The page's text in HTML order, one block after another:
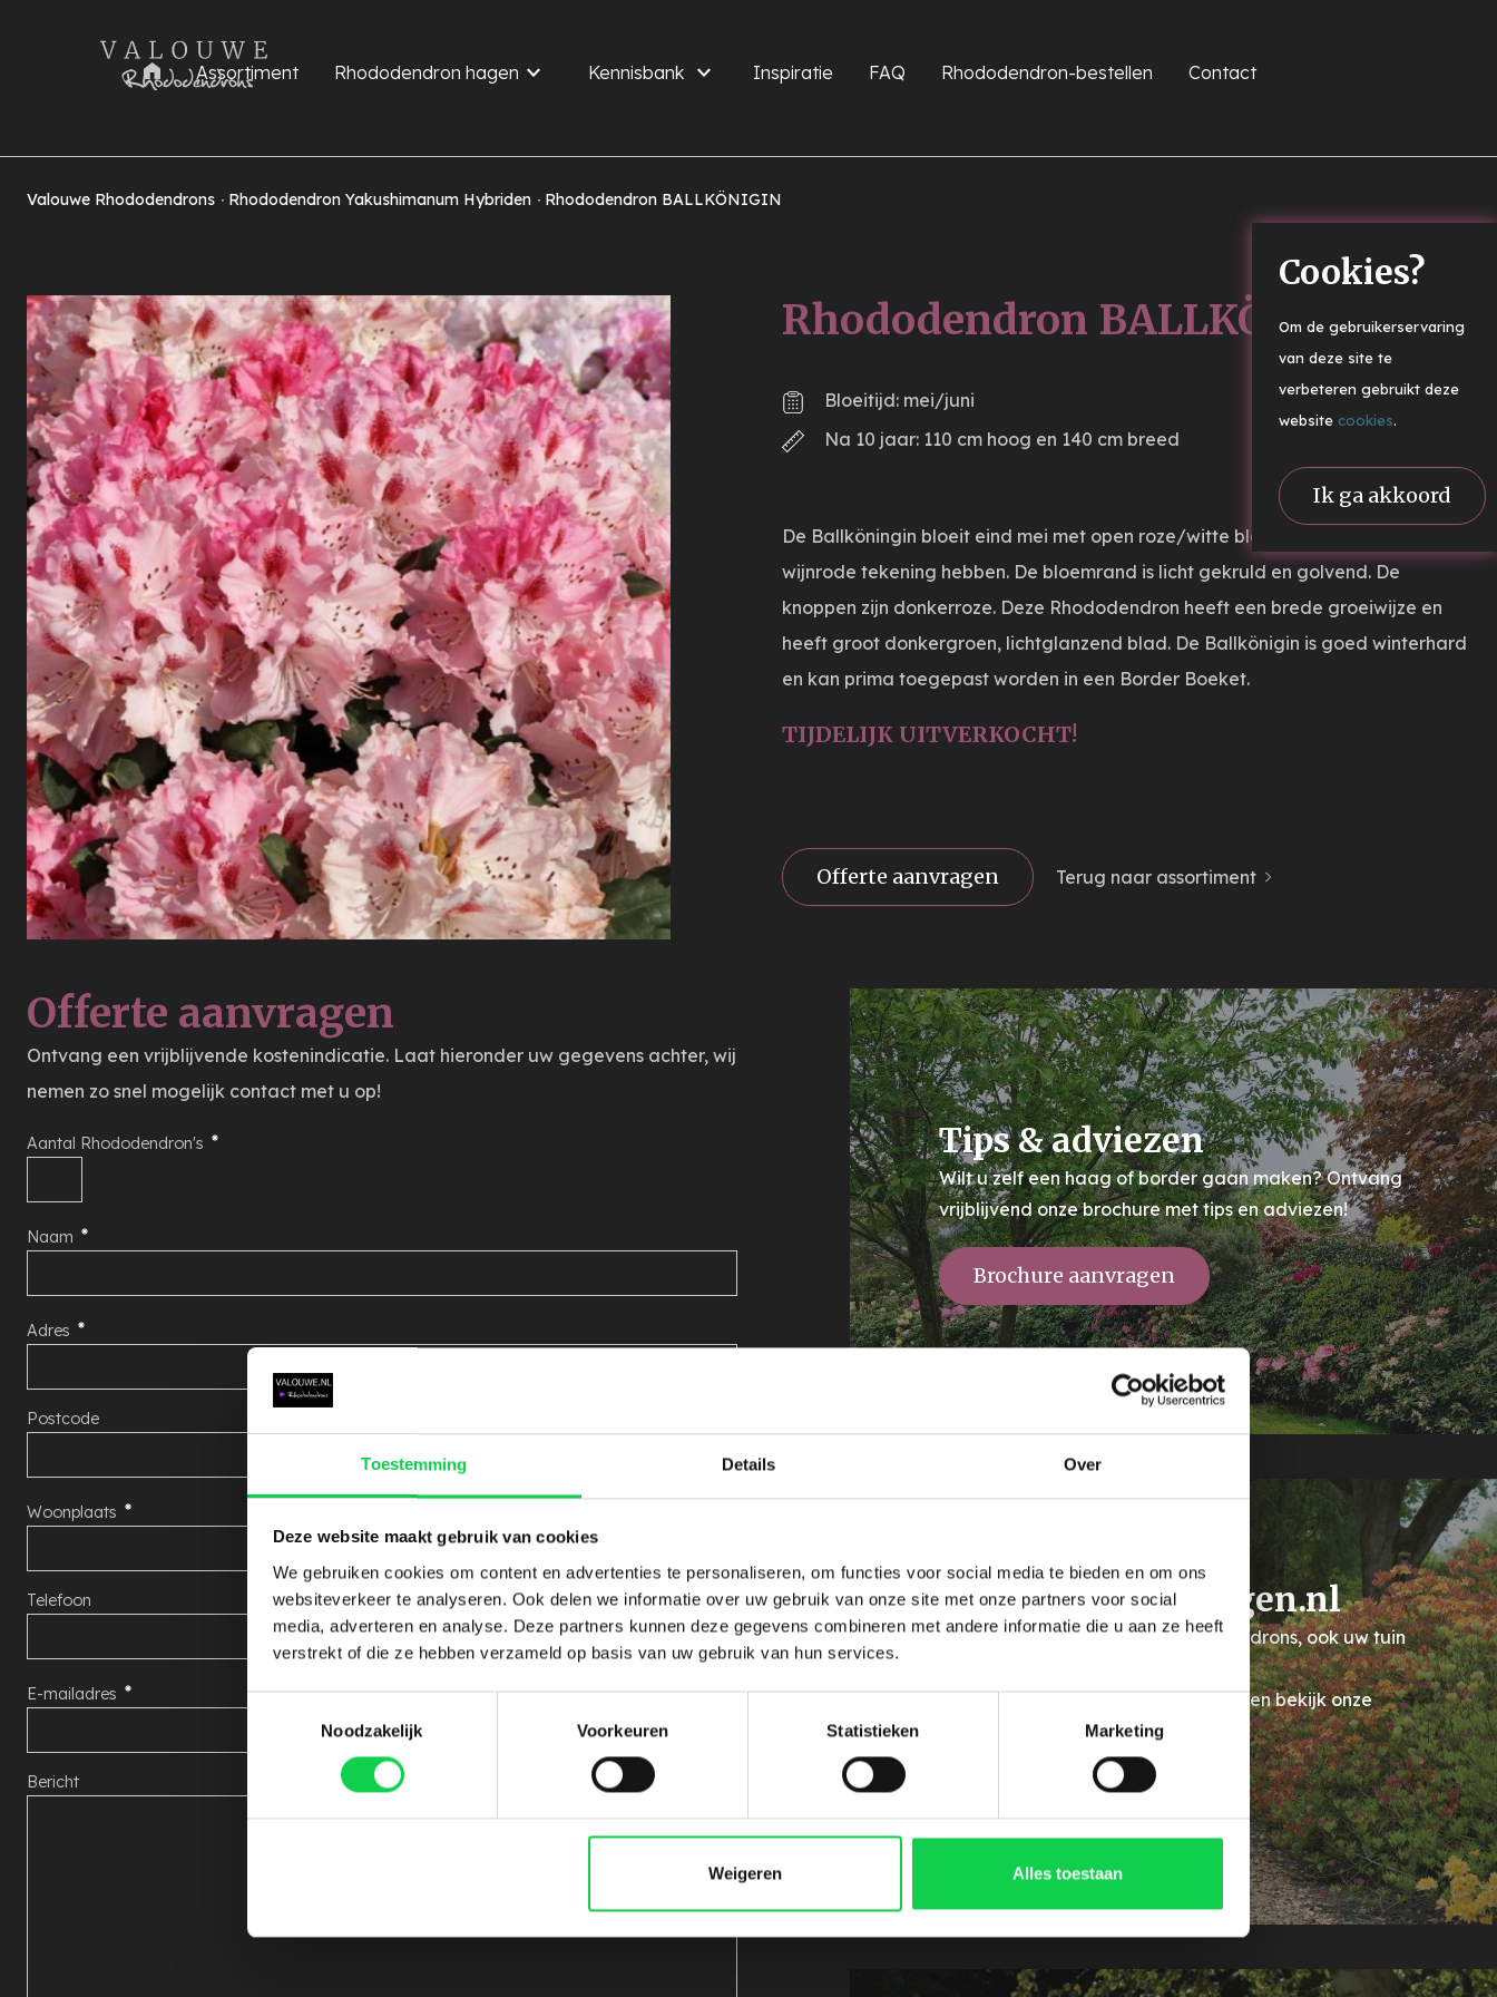
Toestemming Details Over
Deze website maakt gebruik van cookies
We gebruiken cookies om content en advertenties te personaliseren, om functies voor social media te bieden en om ons
websiteverkeer te analyseren. Ook delen we informatie over uw gebruik van onze site met onze partners voor social
media, adverteren en analyse. Deze partners kunnen deze gegevens combineren met andere informatie die u aan ze heeft
verstrekt of die ze hebben verzameld op basis van uw gebruik van hun services.
Toestemmingsselectie
Noodzakelijk
Voorkeuren Statistieken Marketing
Weigeren Alles toestaan
Assortiment Rhododendron hagen Kennisbank Inspiratie FAQ Rhododendron-bestellen Contact
Valouwe Rhododendrons Rhododendron Yakushimanum Hybriden Rhododendron BALLKÖNIGIN
Rhododendron BALLKÖNIGIN
Bloeitijd: mei/juni
Na 10 jaar: 110 cm hoog en 140 cm breed
De Ballköningin bloeit eind mei met open roze/witte bloemen welke een mooie
wijnrode tekening hebben. De bloemrand is licht gekruld en golvend. De
knoppen zijn donkerroze. Deze Rhododendron heeft een brede groeiwijze en
heeft groot donkergroen, lichtglanzend blad. De Ballkönigin is goed winterhard
en kan prima toegepast worden in een Border Boeket.
TIJDELIJK UITVERKOCHT!
Offerte aanvragen Terug naar assortiment
Offerte aanvragen
Ontvang een vrijblijvende kostenindicatie. Laat hieronder uw gegevens achter, wij
nemen zo snel mogelijk contact met u op!
Aantal Rhododendron's
Naam
Adres
Postcode
Woonplaats
Telefoon
E-mailadres
Bericht
Tips & adviezen
Wilt u zelf een haag of border gaan maken? Ontvang
vrijblijvend onze brochure met tips en adviezen!
Brochure aanvragen
Rhododendronhagen.nl
Wist u dat wij naast losse Rhododendrons, ook uw tuin
rhododendronhaag? Laat u inspireren bekijk onze
Rhododendron hagen
Cookies?
Om de gebruikerservaring
van deze site te
verbeteren gebruikt deze
website cookies.
Ik ga akkoord